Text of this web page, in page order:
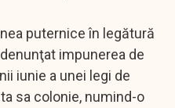
puternice în legătură
impunerea de
iunie a unei legi de
sa colonie, numind-o